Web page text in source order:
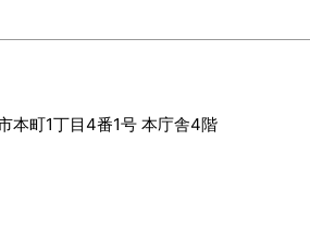
本町1丁目4番1号 本庁舎4階